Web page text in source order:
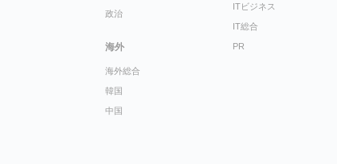
政治
海外
海外総合
韓国
中国
ITビジネス
IT総合
PR